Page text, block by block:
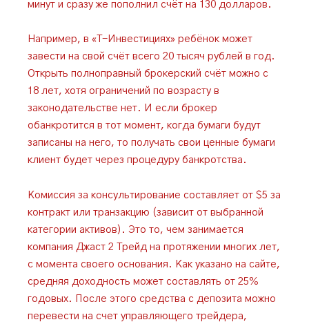
минут и сразу же пополнил счёт на 130 долларов.
Например, в «Т-Инвестициях» ребёнок может
завести на свой счёт всего 20 тысяч рублей в год.
Открыть полноправный брокерский счёт можно с
18 лет, хотя ограничений по возрасту в
законодательстве нет. И если брокер
обанкротится в тот момент, когда бумаги будут
записаны на него, то получать свои ценные бумаги
клиент будет через процедуру банкротства.
Комиссия за консультирование составляет от $5 за
контракт или транзакцию (зависит от выбранной
категории активов). Это то, чем занимается
компания Джаст 2 Трейд на протяжении многих лет,
с момента своего основания. Как указано на сайте,
средняя доходность может составлять от 25%
годовых. После этого средства с депозита можно
перевести на счет управляющего трейдера,